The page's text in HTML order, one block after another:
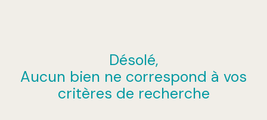
Contact
Désolé,
Aucun bien ne correspond à vos
critères de recherche